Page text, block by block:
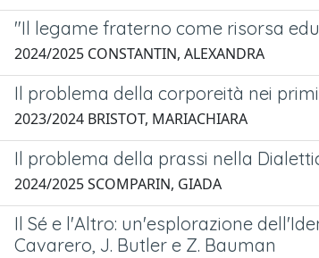
"Il legame fraterno come risorsa
2024/2025 CONSTANTIN, ALEXANDRA
Il problema della corporeità nei
2023/2024 BRISTOT, MARIACHIARA
Il problema della prassi nella
2024/2025 SCOMPARIN, GIADA
Il Sé e l'Altro: un'esplorazione
Cavarero, J. Butler e Z. Bauman